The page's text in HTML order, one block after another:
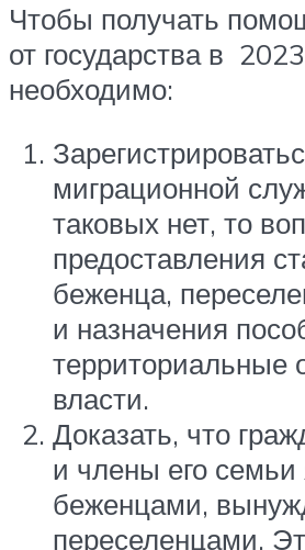
Чтобы получать
от государства в
необходимо:
миграционной
таковых нет, то
предоставления
беженца,
и назначения
территориальные
власти.
Доказать, что
и члены его семьи
беженцами,
переселенцами.